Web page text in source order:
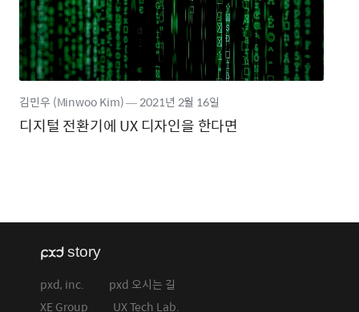
디지털 전환기에 UX 디자인을 한다면
김민우 (Minwoo Kim)―2021년 2월 16일
pxd, inc.
pxd 오시는 길
XE Group
UX Tech Lab.